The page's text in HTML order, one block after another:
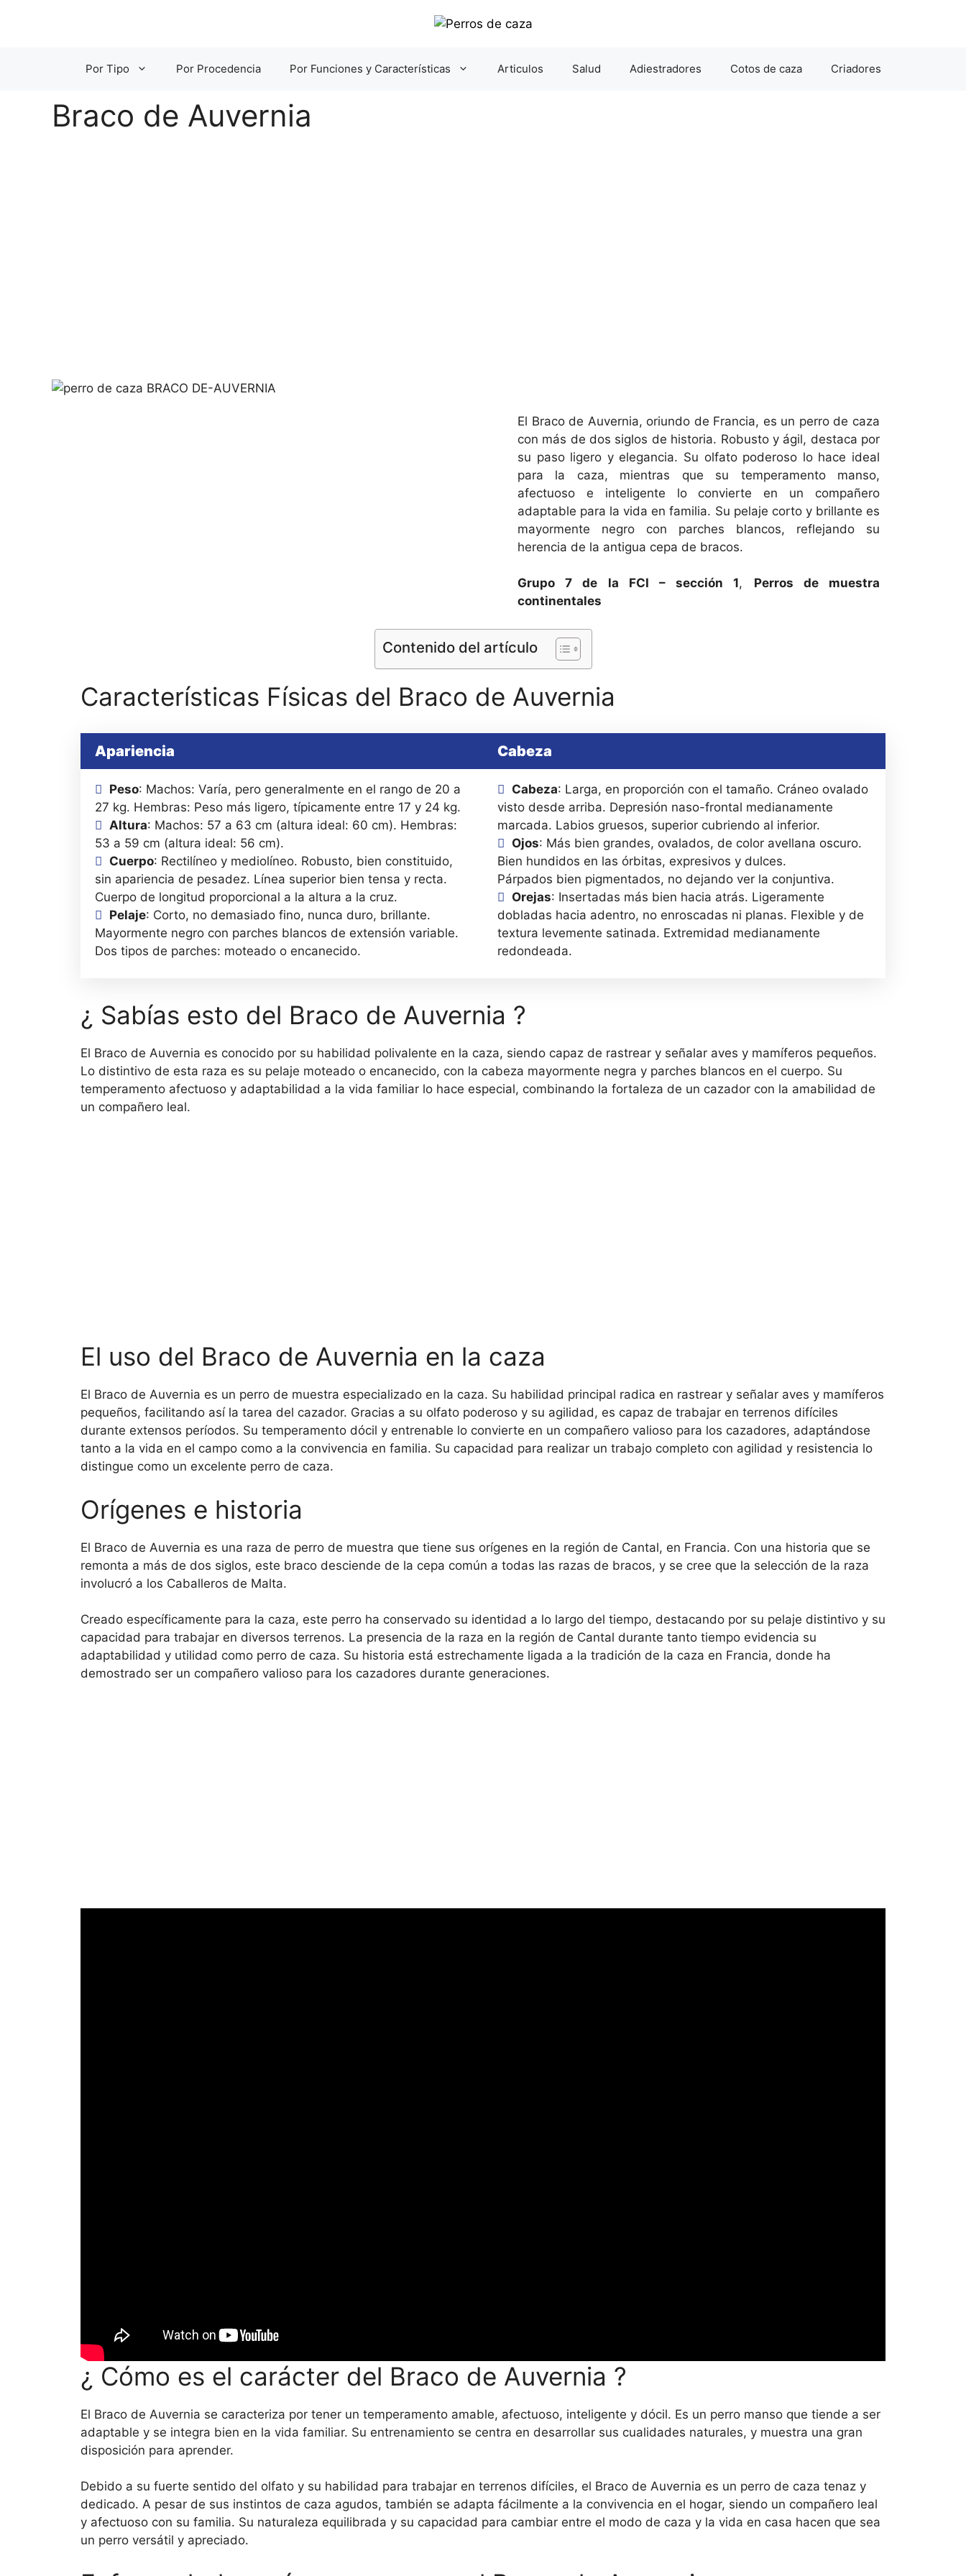
Por Tipo Por Procedencia Por Funciones y Características Articulos Salud Adiestradores Cotos de caza Criadores
Braco de Auvernia
El Braco de Auvernia, oriundo de Francia, es un perro de caza
con más de dos siglos de historia. Robusto y ágil, destaca por
su paso ligero y elegancia. Su olfato poderoso lo hace ideal
para la caza, mientras que su temperamento manso,
afectuoso e inteligente lo convierte en un compañero
adaptable para la vida en familia. Su pelaje corto y brillante es
mayormente negro con parches blancos, reflejando su
herencia de la antigua cepa de bracos.
Grupo 7 de la FCI – sección 1, Perros de muestra
continentales
Contenido del artículo
Características Físicas del Braco de Auvernia
Apariencia
Peso: Machos: Varía, pero generalmente en el rango de 20 a
27 kg. Hembras: Peso más ligero, típicamente entre 17 y 24 kg.
Altura: Machos: 57 a 63 cm (altura ideal: 60 cm). Hembras:
53 a 59 cm (altura ideal: 56 cm).
Cuerpo: Rectilíneo y mediolíneo. Robusto, bien constituido,
sin apariencia de pesadez. Línea superior bien tensa y recta.
Cuerpo de longitud proporcional a la altura a la cruz.
Pelaje: Corto, no demasiado fino, nunca duro, brillante.
Mayormente negro con parches blancos de extensión variable.
Dos tipos de parches: moteado o encanecido.
Cabeza
Cabeza: Larga, en proporción con el tamaño. Cráneo ovalado
visto desde arriba. Depresión naso-frontal medianamente
marcada. Labios gruesos, superior cubriendo al inferior.
Ojos: Más bien grandes, ovalados, de color avellana oscuro.
Bien hundidos en las órbitas, expresivos y dulces.
Párpados bien pigmentados, no dejando ver la conjuntiva.
Orejas: Insertadas más bien hacia atrás. Ligeramente
dobladas hacia adentro, no enroscadas ni planas. Flexible y de
textura levemente satinada. Extremidad medianamente
redondeada.
¿ Sabías esto del Braco de Auvernia ?
El Braco de Auvernia es conocido por su habilidad polivalente en la caza, siendo capaz de rastrear y señalar aves y mamíferos pequeños.
Lo distintivo de esta raza es su pelaje moteado o encanecido, con la cabeza mayormente negra y parches blancos en el cuerpo. Su
temperamento afectuoso y adaptabilidad a la vida familiar lo hace especial, combinando la fortaleza de un cazador con la amabilidad de
un compañero leal.
El uso del Braco de Auvernia en la caza
El Braco de Auvernia es un perro de muestra especializado en la caza. Su habilidad principal radica en rastrear y señalar aves y mamíferos
pequeños, facilitando así la tarea del cazador. Gracias a su olfato poderoso y su agilidad, es capaz de trabajar en terrenos difíciles
durante extensos períodos. Su temperamento dócil y entrenable lo convierte en un compañero valioso para los cazadores, adaptándose
tanto a la vida en el campo como a la convivencia en familia. Su capacidad para realizar un trabajo completo con agilidad y resistencia lo
distingue como un excelente perro de caza.
Orígenes e historia
El Braco de Auvernia es una raza de perro de muestra que tiene sus orígenes en la región de Cantal, en Francia. Con una historia que se
remonta a más de dos siglos, este braco desciende de la cepa común a todas las razas de bracos, y se cree que la selección de la raza
involucró a los Caballeros de Malta.
Creado específicamente para la caza, este perro ha conservado su identidad a lo largo del tiempo, destacando por su pelaje distintivo y su
capacidad para trabajar en diversos terrenos. La presencia de la raza en la región de Cantal durante tanto tiempo evidencia su
adaptabilidad y utilidad como perro de caza. Su historia está estrechamente ligada a la tradición de la caza en Francia, donde ha
demostrado ser un compañero valioso para los cazadores durante generaciones.
¿ Cómo es el carácter del Braco de Auvernia ?
El Braco de Auvernia se caracteriza por tener un temperamento amable, afectuoso, inteligente y dócil. Es un perro manso que tiende a ser
adaptable y se integra bien en la vida familiar. Su entrenamiento se centra en desarrollar sus cualidades naturales, y muestra una gran
disposición para aprender.
Debido a su fuerte sentido del olfato y su habilidad para trabajar en terrenos difíciles, el Braco de Auvernia es un perro de caza tenaz y
dedicado. A pesar de sus instintos de caza agudos, también se adapta fácilmente a la convivencia en el hogar, siendo un compañero leal
y afectuoso con su familia. Su naturaleza equilibrada y su capacidad para cambiar entre el modo de caza y la vida en casa hacen que sea
un perro versátil y apreciado.